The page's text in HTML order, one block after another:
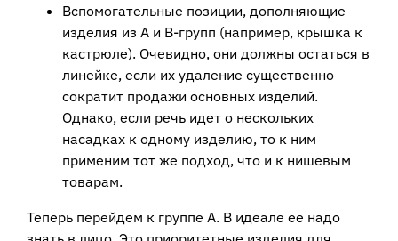
Вспомогательные позиции, дополняющие
изделия из А и В-групп (например, крышка к
кастрюле). Очевидно, они должны остаться в
линейке, если их удаление существенно
сократит продажи основных изделий.
Однако, если речь идет о нескольких
насадках к одному изделию, то к ним
применим тот же подход, что и к нишевым
товарам.
Теперь перейдем к группе А. В идеале ее надо